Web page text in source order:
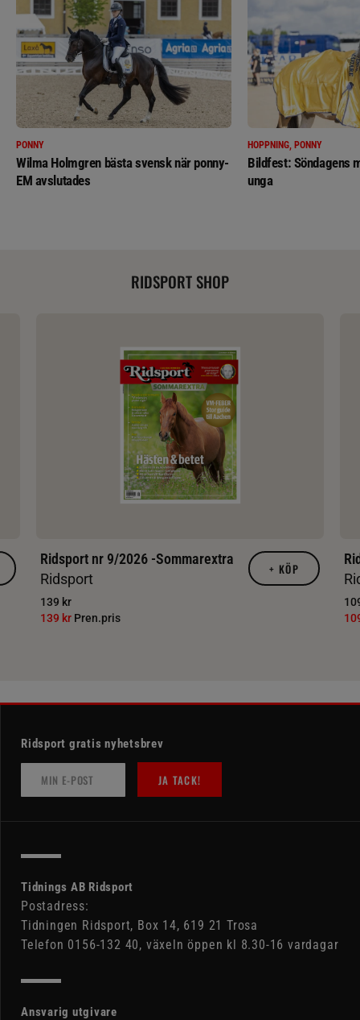
PONNY
Wilma Holmgren bästa svensk när ponny-
EM avslutades
HOPPNING, PONNY
Bildfest: Söndagens
unga
RIDSPORT SHOP
Ridsport nr 9/2026 -Sommarextra
Ridsport
139 kr
139 kr Pren.pris
+ KÖP
Ridsport gratis nyhetsbrev
JA TACK!
Tidnings AB Ridsport
Postadress:
Tidningen Ridsport, Box 14, 619 21 Trosa
Telefon 0156-132 40, växeln öppen kl 8.30-16 vardagar
Ansvarig utgivare